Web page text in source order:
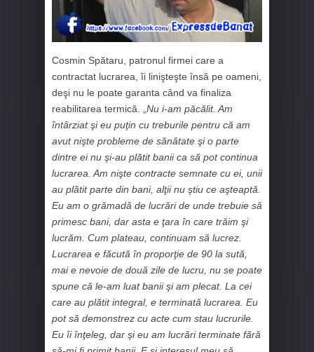
Cosmin Spătaru, patronul firmei care a
contractat lucrarea, îi linişteşte însă pe oameni,
deşi nu le poate garanta când va finaliza
reabilitarea termică. „Nu i-am păcălit. Am
întârziat şi eu puţin cu treburile pentru că am
avut nişte probleme de sănătate şi o parte
dintre ei nu şi-au plătit banii ca să pot continua
lucrarea. Am nişte contracte semnate cu ei, unii
au plătit parte din bani, alţii nu ştiu ce aşteaptă.
Eu am o grămadă de lucrări de unde trebuie să
primesc bani, dar asta e ţara în care trăim şi
lucrăm. Cum plateau, continuam să lucrez.
Lucrarea e făcută în proporţie de 90 la sută,
mai e nevoie de două zile de lucru, nu se poate
spune că le-am luat banii şi am plecat. La cei
care au plătit integral, e terminată lucrarea. Eu
pot să demonstrez cu acte cum stau lucrurile.
Eu îi înţeleg, dar şi eu am lucrări terminate fără